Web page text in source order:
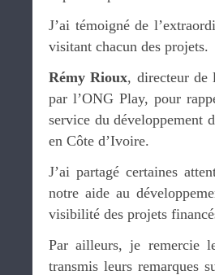
J’ai témoigné de
visitant chacun des projets.
Rémy Rioux, directeur de
par l’ONG Play, pour
service du développement
en Côte d’Ivoire.
J’ai partagé certaines
notre aide au
visibilité des projets
Par ailleurs, je remercie
transmis leurs remarques